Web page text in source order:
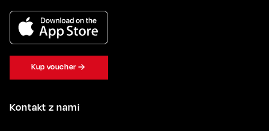
Kontakt z nami
Kup voucher